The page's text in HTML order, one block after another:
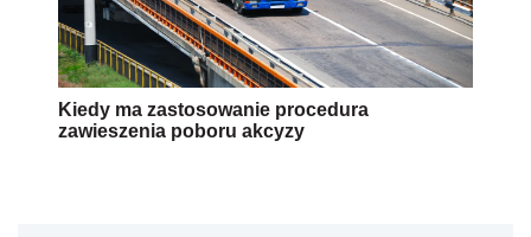
Kiedy ma zastosowanie procedura
zawieszenia poboru akcyzy